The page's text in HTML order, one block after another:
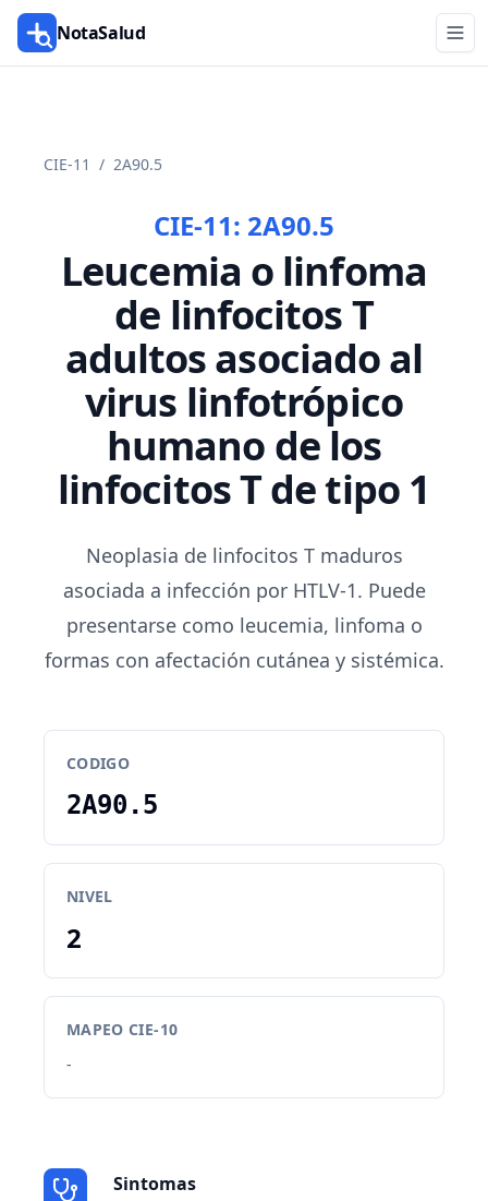
NotaSalud
CIE-11 / 2A90.5
CIE-11: 2A90.5
Leucemia o linfoma
de linfocitos T
adultos asociado al
virus linfotrópico
humano de los
linfocitos T de tipo 1
Neoplasia de linfocitos T maduros
asociada a infección por HTLV-1. Puede
presentarse como leucemia, linfoma o
formas con afectación cutánea y sistémica.
CODIGO
2A90.5
NIVEL
2
MAPEO CIE-10
-
Sintomas